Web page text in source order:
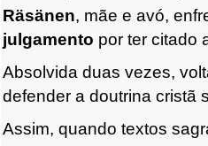
Räsänen, mãe e avó,
julgamento por ter citado
Absolvida duas vezes,
defender a doutrina cristã
Assim, quando textos